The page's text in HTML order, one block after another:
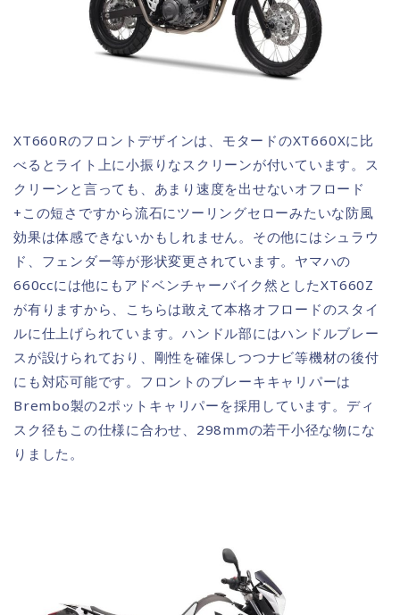
XT660Rのフロントデザインは、モタードのXT660Xに比
べるとライト上に小振りなスクリーンが付いています。ス
クリーンと言っても、あまり速度を出せないオフロード
+この短さですから流石にツーリングセローみたいな防風
効果は体感できないかもしれません。その他にはシュラウ
ド、フェンダー等が形状変更されています。ヤマハの
660ccには他にもアドベンチャーバイク然としたXT660Z
が有りますから、こちらは敢えて本格オフロードのスタイ
ルに仕上げられています。ハンドル部にはハンドルブレー
スが設けられており、剛性を確保しつつナビ等機材の後付
にも対応可能です。フロントのブレーキキャリパーは
Brembo製の2ポットキャリパーを採用しています。ディ
スク径もこの仕様に合わせ、298mmの若干小径な物にな
りました。